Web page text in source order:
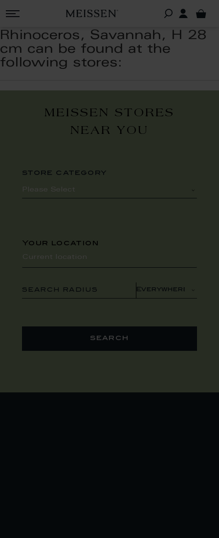
Rhinoceros, Savannah, H 28
cm can be found at the
following stores:
MEISSEN STORES
NEAR YOU
store category
Your location
SEARCH RADIUS
search